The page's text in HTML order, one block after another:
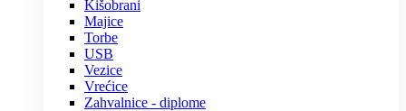
Kišobrani
Majice
Torbe
USB
Vezice
Vrećice
Zahvalnice - diplome